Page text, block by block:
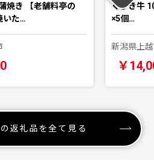
焼き 【老舗料亭の
いた…
くびき牛
×5個…
新潟県上
￥
返礼品を全て見る